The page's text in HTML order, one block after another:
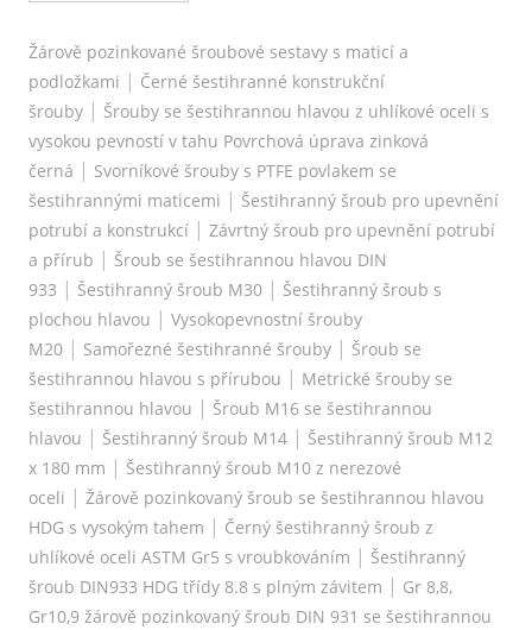
Žárově pozinkované šroubové sestavy s maticí a
podložkami | Černé šestihranné konstrukční
šrouby| Šrouby se šestihrannou hlavou z uhlíkové oceli s
vysokou pevností v tahu Povrchová úprava zinková
černá | Svorníkové šrouby s PTFE povlakem se
šestihrannými maticemi | Šestihranný šroub pro upevnění
potrubí a konstrukcí| Závrtný šroub pro upevnění potrubí
a přírub | Šroub se šestihrannou hlavou DIN
933 | Šestihranný šroub M30| Šestihranný šroub s
plochou hlavou | Vysokopevnostní šrouby
M20| Samořezné šestihranné šrouby| Šroub se
šestihrannou hlavou s přírubou | Metrické šrouby se
šestihrannou hlavou | Šroub M16 se šestihrannou
hlavou | Šestihranný šroub M14| Šestihranný šroub M12
x 180 mm | Šestihranný šroub M10 z nerezové
oceli | Žárově pozinkovaný šroub se šestihrannou hlavou
HDG s vysokým tahem | Černý šestihranný šroub z
uhlíkové oceli ASTM Gr5 s vroubkováním | Šestihranný
šroub DIN933 HDG třídy 8.8 s plným závitem | Gr 8,8,
Gr10,9 žárově pozinkovaný šroub DIN 931 se šestihrannou